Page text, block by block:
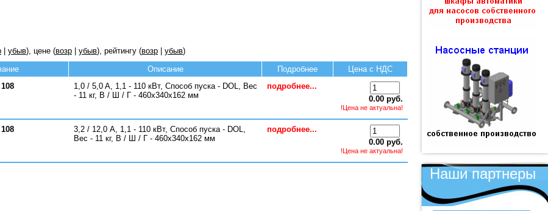
Наши партнеры
убыв), цене (возр убыв), рейтингу (возр убыв)
Описание Подробнее
Цена с НДС
1,0 / 5,0 A, 1,1 - 110 кВт, Способ пуска - DOL, Вес
- 11 кг, В / Ш / Г - 460x340x162 мм
подробнее...
0.00 руб.
!Цена не актуальна!
3,2 / 12,0 A, 1,1 - 110 кВт, Способ пуска - DOL,
Вес - 11 кг, В / Ш / Г - 460x340x162 мм
подробнее...
0.00 руб.
!Цена не актуальна!